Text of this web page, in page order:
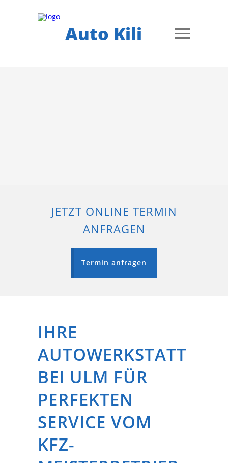
Auto Kili
JETZT ONLINE TERMIN
ANFRAGEN
Termin anfragen
IHRE
AUTOWERKSTATT
BEI ULM FÜR
PERFEKTEN
SERVICE VOM
KFZ-